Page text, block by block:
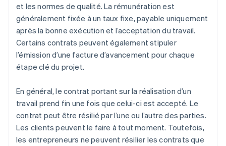
et les normes de qualité. La rémunération est
généralement fixée à un taux fixe, payable uniquement
après la bonne exécution et l’acceptation du travail.
Certains contrats peuvent également stipuler
l’émission d’une facture d’avancement pour chaque
étape clé du projet.
En général, le contrat portant sur la réalisation d’un
travail prend fin une fois que celui-ci est accepté. Le
contrat peut être résilié par l’une ou l’autre des parties.
Les clients peuvent le faire à tout moment. Toutefois,
les entrepreneurs ne peuvent résilier les contrats que